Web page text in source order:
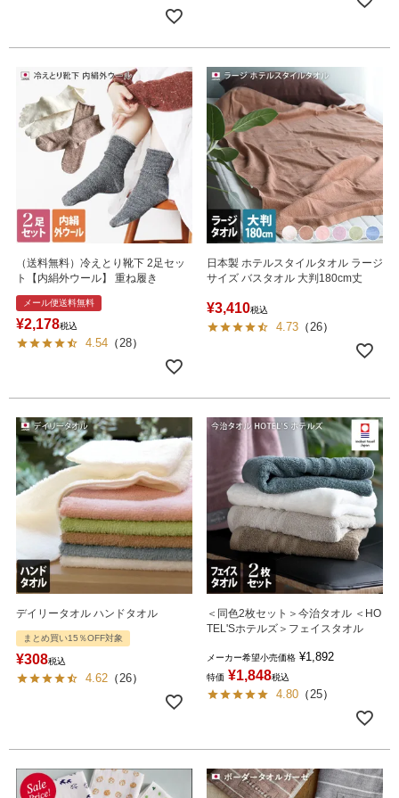
（送料無料）冷えとり靴下 2足セッ
ト【内絹外ウール】 重ね履き
メール便送料無料
¥2,178税込
4.54 （ 28）
日本製 ホテルスタイルタオル ラージ
サイズ バスタオル 大判180cm丈
¥3,410税込
4.73 （ 26）
デイリータオル ハンドタオル
まとめ買い15％OFF対象
¥308税込
4.62 （ 26）
＜同色2枚セット＞今治タオル ＜HO
TEL'Sホテルズ＞フェイスタオル
メーカー希望小売価格 ¥1,892
特価 ¥1,848税込
4.80 （ 25）